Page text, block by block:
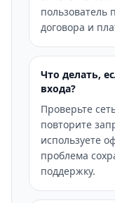
пользователь
договора и
Что делать,
входа?
Проверьте
повторите
используете
проблема
поддержку.